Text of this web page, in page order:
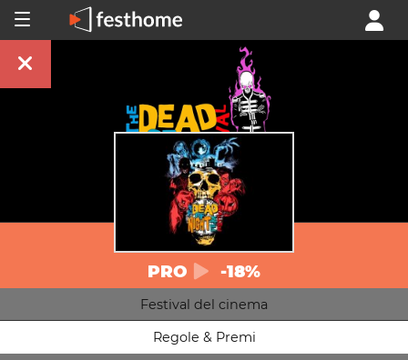
PRO -18%
Festival del cinema
Regole & Premi